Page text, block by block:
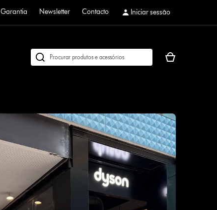
Garantia Newsletter Contacto Iniciar sessão
Pesquisar
O
está
vazio